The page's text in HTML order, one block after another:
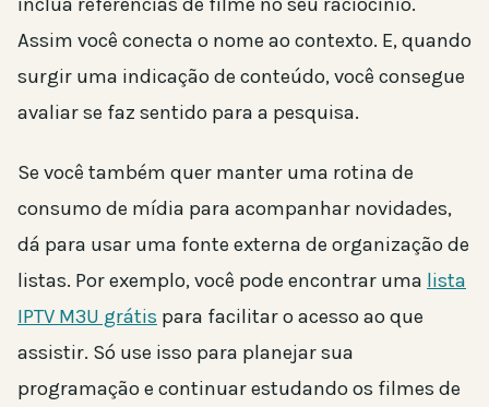
Assim você conecta o nome ao contexto. E, quando
surgir uma indicação de conteúdo, você consegue
avaliar se faz sentido para a pesquisa.
Se você também quer manter uma rotina de
consumo de mídia para acompanhar novidades,
dá para usar uma fonte externa de organização de
listas. Por exemplo, você pode encontrar uma lista
IPTV M3U grátis para facilitar o acesso ao que
assistir. Só use isso para planejar sua
programação e continuar estudando os filmes de